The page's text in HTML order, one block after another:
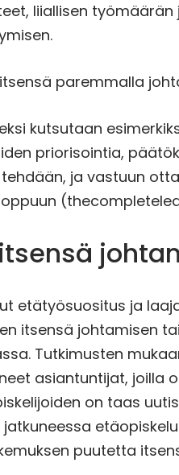
liiallisen
paremmalla
kutsutaan
priorisointia,
ja vastuun
etätyösuositus ja
itsensä johtamisen
Tutkimusten
asiantuntijat, joilla
on taas
puutetta